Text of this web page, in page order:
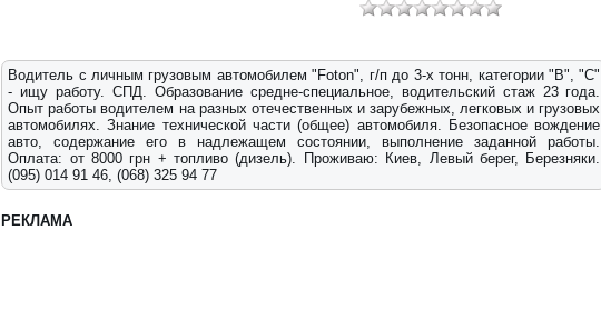
Водитель с личным грузовым автомобилем "Foton", г/п до 3-х тонн, категории "В", "С"
- ищу работу. СПД. Образование средне-специальное, водительский стаж 23 года.
Опыт работы водителем на разных отечественных и зарубежных, легковых и грузовых
автомобилях. Знание технической части (общее) автомобиля. Безопасное вождение
авто, содержание его в надлежащем состоянии, выполнение заданной работы.
Оплата: от 8000 грн + топливо (дизель). Проживаю: Киев, Левый берег, Березняки.
(095) 014 91 46, (068) 325 94 77
РЕКЛАМА